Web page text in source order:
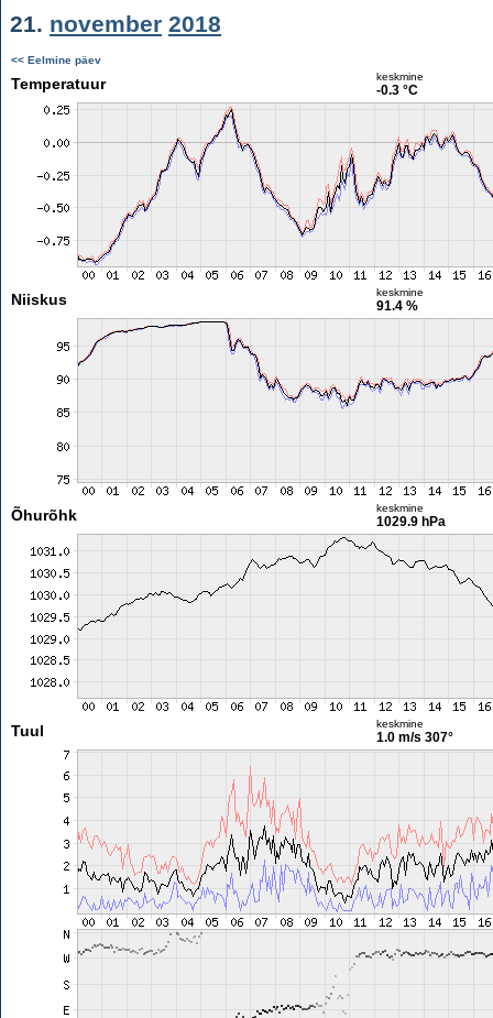
21. november 2018
<< Eelmine päev
Temperatuur keskmine
-0.3 °C
Niiskus keskmine
91.4 %
Õhurõhk keskmine
1029.9 hPa
Tuul keskmine
1.0 m/s 307°